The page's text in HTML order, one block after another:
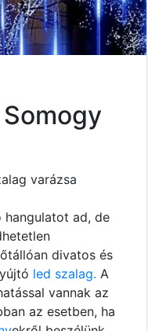
varázsa
hangulatot ad, de
divatos és
led szalag. A
vannak az
az esetben, ha